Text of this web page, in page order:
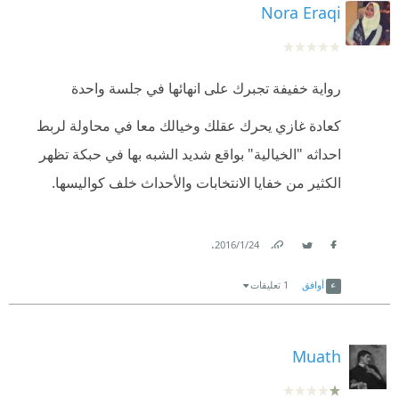
Nora Eraqi
رواية خفيفة تجبرك على انهائها في جلسة واحدة
كعادة غازي يحرك عقلك وخيالك معا في محاولة لربط
احداثه "الخيالية" بواقع شديد الشبه بها في حبكة تظهر
الكثير من خفايا الانتخابات والأحداث خلف كواليسها.
24‏/1‏/2016
.
أوافق 1 تعليقات
Muath